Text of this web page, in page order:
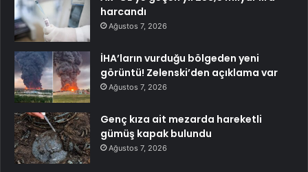
harcandı
Ağustos 7, 2026
İHA’ların vurduğu bölgeden yeni
görüntü! Zelenski’den açıklama var
Ağustos 7, 2026
Genç kıza ait mezarda hareketli
gümüş kapak bulundu
Ağustos 7, 2026